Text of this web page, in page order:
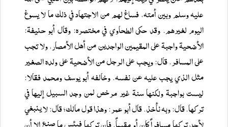
عليه وسلم وبين أمته، فساغ لهم من الاجتهاد في ذلك ما لا يسوغ
اليوم لغيرهم. وقد حكى الطحاوي في مختصره: وقال أبو حنيفة:
الأضحية واجبة على المقيمين الواجدين من أهل الأمصار، ولا تجب
على المسافر. قال: ويجب على الرجل من الأضحية على ولده الصغير
مثل الذي يجب عليه عن نفسه. وخالفه أبو يوسف ومحمد فقالا:
ليست بواجبة ولكنها سنة غير مرخص لمن وجد السبيل إليها في
تركها. قال: وبه نأخذ. قال أبو عمر: وهذا قول مالك؛ قال: لا ينبغي